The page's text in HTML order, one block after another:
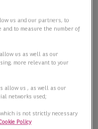
us and our partners, to
and to measure the number of
us as well as our
more relevant to your
allow us , as well as our
networks used;
is not strictly necessary
Policy